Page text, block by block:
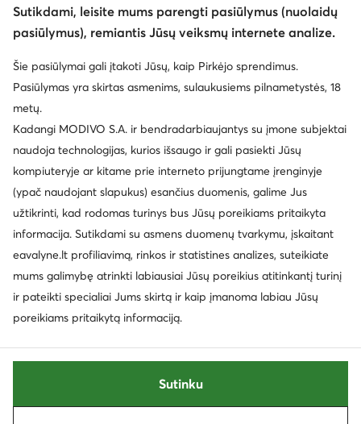
© eavalyne.lt 2026
Taisyklės
Pakeisti nustatymus
Privatumo politika
Duomenų apsauga
Sutikdami, leisite mums parengti pasiūlymus (nuolaidų
pasiūlymus), remiantis Jūsų veiksmų internete analize.
Šie pasiūlymai gali įtakoti Jūsų, kaip Pirkėjo sprendimus.
Pasiūlymas yra skirtas asmenims, sulaukusiems pilnametystės, 18
metų.
Kadangi MODIVO S.A. ir bendradarbiaujantys su įmone subjektai
naudoja technologijas, kurios išsaugo ir gali pasiekti Jūsų
kompiuteryje ar kitame prie interneto prijungtame įrenginyje
(ypač naudojant slapukus) esančius duomenis, galime Jus
užtikrinti, kad rodomas turinys bus Jūsų poreikiams pritaikyta
informacija. Sutikdami su asmens duomenų tvarkymu, įskaitant
eavalyne.lt profiliavimą, rinkos ir statistines analizes, suteikiate
mums galimybę atrinkti labiausiai Jūsų poreikius atitinkantį turinį
ir pateikti specialiai Jums skirtą ir kaip įmanoma labiau Jūsų
poreikiams pritaikytą informaciją.
Sutinku